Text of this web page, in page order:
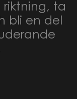
ta
bli en del